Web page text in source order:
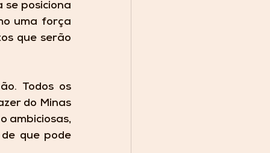
se posiciona
uma força
que serão
Todos os
do Minas
ambiciosas,
que pode